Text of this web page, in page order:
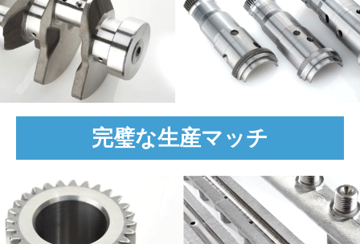
完璧な生産マッチ
•
定義されたトリガーでのファストトラック製造の倉庫在庫で
稼働時間のニーズを確認するカソード可用性プログラム
製品の耐用年数を超えた、全てのカソードの設計と変更の履
歴。
自動発送–お客様側でこれ以上の操作は必要ありません
最適化されたカソード寿命
高精度カソードは、短絡を回避し、寿命を延ばし、部品あたり
のコストパフォーマンスを向上させるのに役立ちます。
•
エクスツルードホーン(Extrude Hone)の設備は、複数のビル
トインコントロールを提供して、カソードを最大限に活用しま
す。